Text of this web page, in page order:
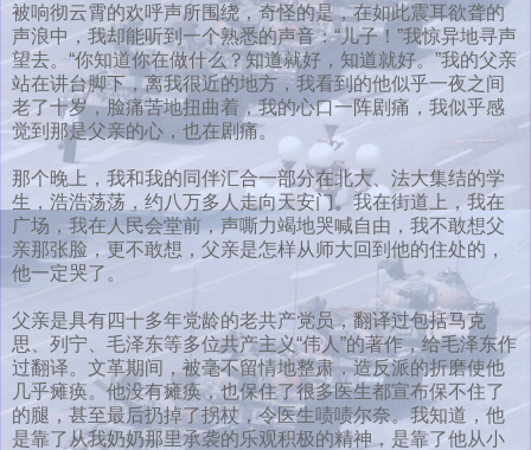
被响彻云霄的欢呼声所围绕，奇怪的是，在如此震耳欲聋的
声浪中，我却能听到一个熟悉的声音：“儿子！”我惊异地寻声
望去。“你知道你在做什么？知道就好，知道就好。”我的父亲
站在讲台脚下，离我很近的地方，我看到的他似乎一夜之间
老了十岁，脸痛苦地扭曲着，我的心口一阵剧痛，我似乎感
觉到那是父亲的心，也在剧痛。
那个晚上，我和我的同伴汇合一部分在北大、法大集结的学
生，浩浩荡荡，约八万多人走向天安门。我在街道上，我在
广场，我在人民会堂前，声嘶力竭地哭喊自由，我不敢想父
亲那张脸，更不敢想，父亲是怎样从师大回到他的住处的，
他一定哭了。
父亲是具有四十多年党龄的老共产党员，翻译过包括马克
思、列宁、毛泽东等多位共产主义“伟人”的著作，给毛泽东作
过翻译。文革期间，被毫不留情地整肃，造反派的折磨使他
几乎瘫痪。他没有瘫痪，也保住了很多医生都宣布保不住了
的腿，甚至最后扔掉了拐杖，令医生啧啧尔奈。我知道，他
是靠了从我奶奶那里承袭的乐观积极的精神，是靠了他从小